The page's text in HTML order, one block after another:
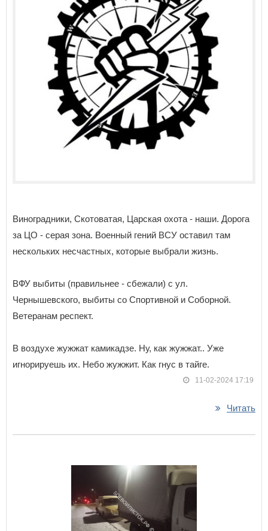
Виноградники, Скотоватая, Царская охота - наши. Дорога
за ЦО - серая зона. Военный гений ВСУ оставил там
нескольких несчастных, которые выбрали жизнь.
ВФУ выбиты (правильнее - сбежали) с ул.
Чернышевского, выбиты со Спортивной и Соборной.
Ветеранам респект.
В воздухе жужжат камикадзе. Ну, как жужжат.. Уже
игнорируешь их. Небо жужжит. Как гнус в тайге.
11-02-2024 17:19
Читать